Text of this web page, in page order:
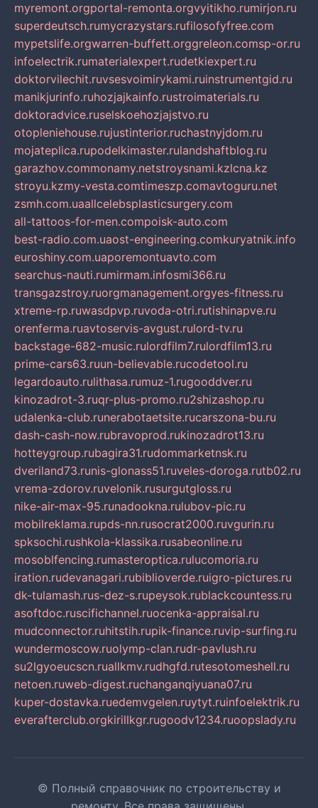
myremont.orgportal-remonta.orgvyitikho.rumirjon.ru
superdeutsch.rumycrazystars.rufilosofyfree.com
mypetslife.orgwarren-buffett.orggreleon.comsp-or.ru
infoelectrik.rumaterialexpert.rudetkiexpert.ru
doktorvilechit.ruvsesvoimirykami.ruinstrumentgid.ru
manikjurinfo.ruhozjajkainfo.rustroimaterials.ru
doktoradvice.ruselskoehozjajstvo.ru
otopleniehouse.rujustinterior.ruchastnyjdom.ru
mojateplica.rupodelkimaster.rulandshaftblog.ru
garazhov.commonamy.netstroysnami.kzlcna.kz
stroyu.kzmy-vesta.comtimeszp.comavtoguru.net
zsmh.com.uaallcelebsplasticsurgery.com
all-tattoos-for-men.compoisk-auto.com
best-radio.com.uaost-engineering.comkuryatnik.info
euroshiny.com.uaporemontuavto.com
searchus-nauti.rumirmam.infosmi366.ru
transgazstroy.ruorgmanagement.orgyes-fitness.ru
xtreme-rp.ruwasdpvp.ruvoda-otri.rutishinapve.ru
orenferma.ruavtoservis-avgust.rulord-tv.ru
backstage-682-music.rulordfilm7.rulordfilm13.ru
prime-cars63.ruun-believable.rucodetool.ru
legardoauto.rulithasa.rumuz-1.rugooddver.ru
kinozadrot-3.ruqr-plus-promo.ru2shizashop.ru
udalenka-club.runerabotaetsite.rucarszona-bu.ru
dash-cash-now.rubravoprod.rukinozadrot13.ru
hotteygroup.rubagira31.rudommarketnsk.ru
dveriland73.runis-glonass51.ruveles-doroga.rutb02.ru
vrema-zdorov.ruvelonik.rusurgutgloss.ru
nike-air-max-95.runadookna.rulubov-pic.ru
mobilreklama.rupds-nn.rusocrat2000.ruvgurin.ru
spksochi.rushkola-klassika.rusabeonline.ru
mosoblfencing.rumasteroptica.rulucomoria.ru
iration.rudevanagari.rubiblioverde.ruigro-pictures.ru
dk-tulamash.rus-dez-s.rupeysok.rublackcountess.ru
asoftdoc.ruscifichannel.ruocenka-appraisal.ru
mudconnector.ruhitstih.rupik-finance.ruvip-surfing.ru
wundermoscow.ruolymp-clan.rudr-pavlush.ru
su2lgyoeucscn.ruallkmv.rudhgfd.rutesotomeshell.ru
netoen.ruweb-digest.ruchanganqiyuana07.ru
kuper-dostavka.ruedemvgelen.ruytyt.ruinfoelektrik.ru
everafterclub.orgkirillkgr.rugoodv1234.ruoopslady.ru
© Полный справочник по строительству и